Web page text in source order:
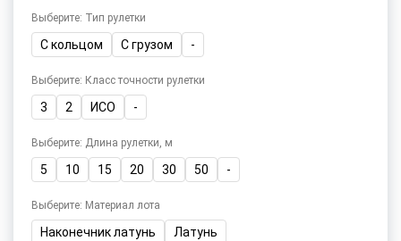
Выберите: Тип рулетки
С кольцом С грузом -
Выберите: Класс точности рулетки
3 2 ИСО -
Выберите: Длина рулетки, м
5 10 15 20 30 50 -
Выберите: Материал лота
Наконечник латунь
Латунь